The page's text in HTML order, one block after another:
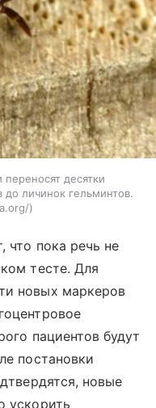
десятки
личинок гельминтов.
что пока речь не
тесте. Для
новых маркеров
пациентов будут
постановки
новые
ускорить